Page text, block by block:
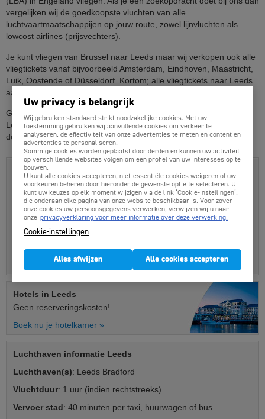
vergelijken wij de goedkoopste vluchten van alle
luchtvaartmaatschappijen op jouw route, zowel lijnvluchten als
lowcost airlines (prijsvechters).
Je kunt vliegen van Brussel naar Leeds maar wij verkopen ook alle
vliegtickets vanaf bijvoorbeeld Amsterdam, Eindhoven, Maastricht,
Luik, Oostende of Düsseldorf. Kortom; alle vliegtickets naar Leeds
aan de allerlaagste prijs boek je op Goedkopevliegtuigtickets.be.
Goedkopevliegtuigtickets.be: De beste vliegticket prijzen naar
Leeds, alle airlines, geen onverwachte toeslagen en lage
dossierkosten.
Vliegtickets Leeds boek je hier:
Alle vluchten online vergelijken
Laagste totaalprijzen
Professionele Belgische servicedesk
500+ Lijnvluchten en prijsvechters
Duidelijke prijzen, veilig online boeken
Binnen 5 minuten ontvang je je bevestiging.
Hotels in Leeds
Geen reserveringskosten!
Boek nu je hotelkamer »
Luchthaven informatie Leeds
Luchthaven(s): Leeds Bradford
Vluchtduur: 1 uur (indien rechtstreeks)
Vervoer stad: 40 minuten per taxi, huurwagen of bus
Uw privacy is belangrijk
Wij gebruiken standaard strikt noodzakelijke cookies. Met uw
toestemming gebruiken wij aanvullende cookies om verkeer te
analyseren, de effectiviteit van onze advertenties te meten en content en
advertenties te personaliseren.
Sommige cookies worden geplaatst door derden en kunnen uw activiteit
op verschillende websites volgen om een profiel van uw interesses op te
bouwen.
U kunt alle cookies accepteren, niet-essentiële cookies weigeren of uw
voorkeuren beheren door hieronder de gewenste optie te selecteren. U
kunt uw keuzes op elk moment wijzigen via de link ‘Cookie-instellingen’,
die onderaan elke pagina van onze website beschikbaar is. Voor zover
onze cookies uw persoonsgegevens verwerken, verwijzen wij u naar
onze privacyverklaring voor meer informatie over deze verwerking.
Cookie-instellingen
Alles afwijzen Alle cookies accepteren